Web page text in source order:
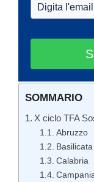
SOMMARIO
X ciclo TFA
Abruzzo
Basilicata
Calabria